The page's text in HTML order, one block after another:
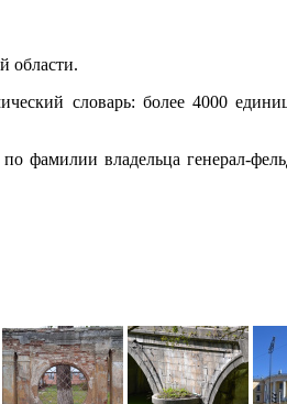
области.
словарь: более 4000
фамилии владельца генерал-